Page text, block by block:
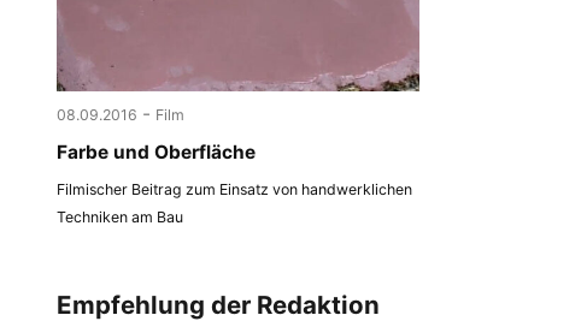
08.09.2016 - Film
Farbe und Oberfläche
Filmischer Beitrag zum Einsatz von handwerklichen
Techniken am Bau
Empfehlung der Redaktion